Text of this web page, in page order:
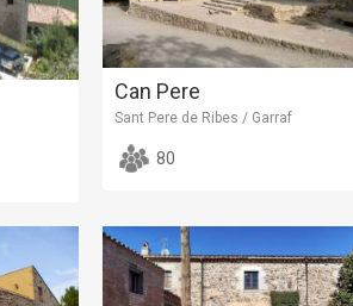
Can Pere
Sant Pere de Ribes / Garraf
80